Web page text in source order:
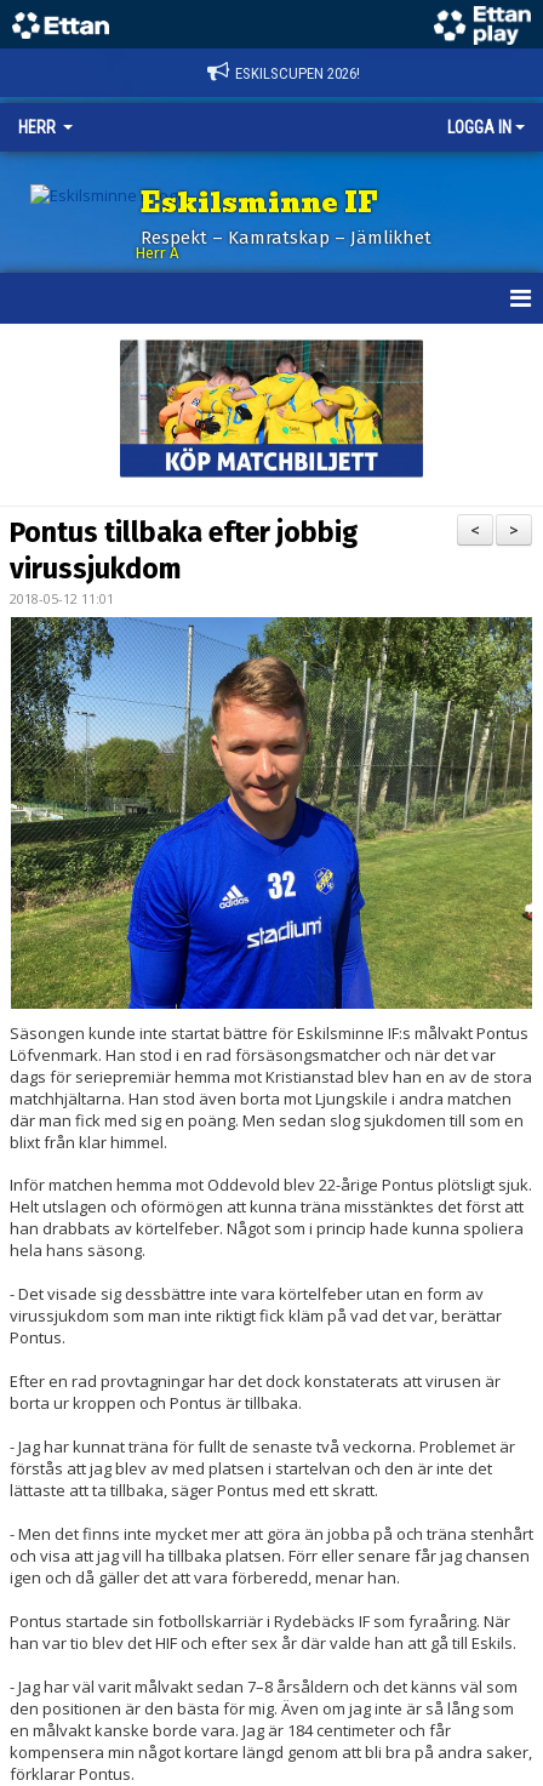
ESKILSCUPEN 2026!
HERR LOGGA IN
Eskilsminne IF
Respekt – Kamratskap – Jämlikhet
Herr A
BILDGALLERI
KONTAKT
MATCHER
ETTAN SÖDRA
>
<
Pontus tillbaka efter jobbig
virussjukdom
2018-05-12 11:01
Säsongen kunde inte startat bättre för Eskilsminne IF:s målvakt Pontus
Löfvenmark. Han stod i en rad försäsongsmatcher och när det var
dags för seriepremiär hemma mot Kristianstad blev han en av de stora
matchhjältarna. Han stod även borta mot Ljungskile i andra matchen
där man fick med sig en poäng. Men sedan slog sjukdomen till som en
blixt från klar himmel.
Inför matchen hemma mot Oddevold blev 22-årige Pontus plötsligt sjuk.
Helt utslagen och oförmögen att kunna träna misstänktes det först att
han drabbats av körtelfeber. Något som i princip hade kunna spoliera
hela hans säsong.
- Det visade sig dessbättre inte vara körtelfeber utan en form av
virussjukdom som man inte riktigt fick kläm på vad det var, berättar
Pontus.
Efter en rad provtagningar har det dock konstaterats att virusen är
borta ur kroppen och Pontus är tillbaka.
- Jag har kunnat träna för fullt de senaste två veckorna. Problemet är
förstås att jag blev av med platsen i startelvan och den är inte det
lättaste att ta tillbaka, säger Pontus med ett skratt.
- Men det finns inte mycket mer att göra än jobba på och träna stenhårt
och visa att jag vill ha tillbaka platsen. Förr eller senare får jag chansen
igen och då gäller det att vara förberedd, menar han.
Pontus startade sin fotbollskarriär i Rydebäcks IF som fyraåring. När
han var tio blev det HIF och efter sex år där valde han att gå till Eskils.
- Jag har väl varit målvakt sedan 7–8 årsåldern och det känns väl som
den positionen är den bästa för mig. Även om jag inte är så lång som
en målvakt kanske borde vara. Jag är 184 centimeter och får
kompensera min något kortare längd genom att bli bra på andra saker,
förklarar Pontus.